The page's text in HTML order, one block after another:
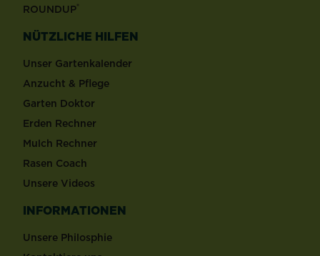
ROUNDUP®
NÜTZLICHE HILFEN
Unser Gartenkalender
Anzucht & Pflege
Garten Doktor
Erden Rechner
Mulch Rechner
Rasen Coach
Unsere Videos
INFORMATIONEN
Unsere Philosphie